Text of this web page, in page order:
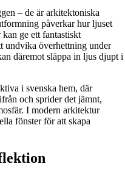
– de är arkitektoniska
påverkar hur ljuset
ge ett fantastiskt
undvika överhettning under
däremot släppa in ljus djupt i
i svenska hem, där
och sprider det jämnt,
I modern arkitektur
fönster för att skapa